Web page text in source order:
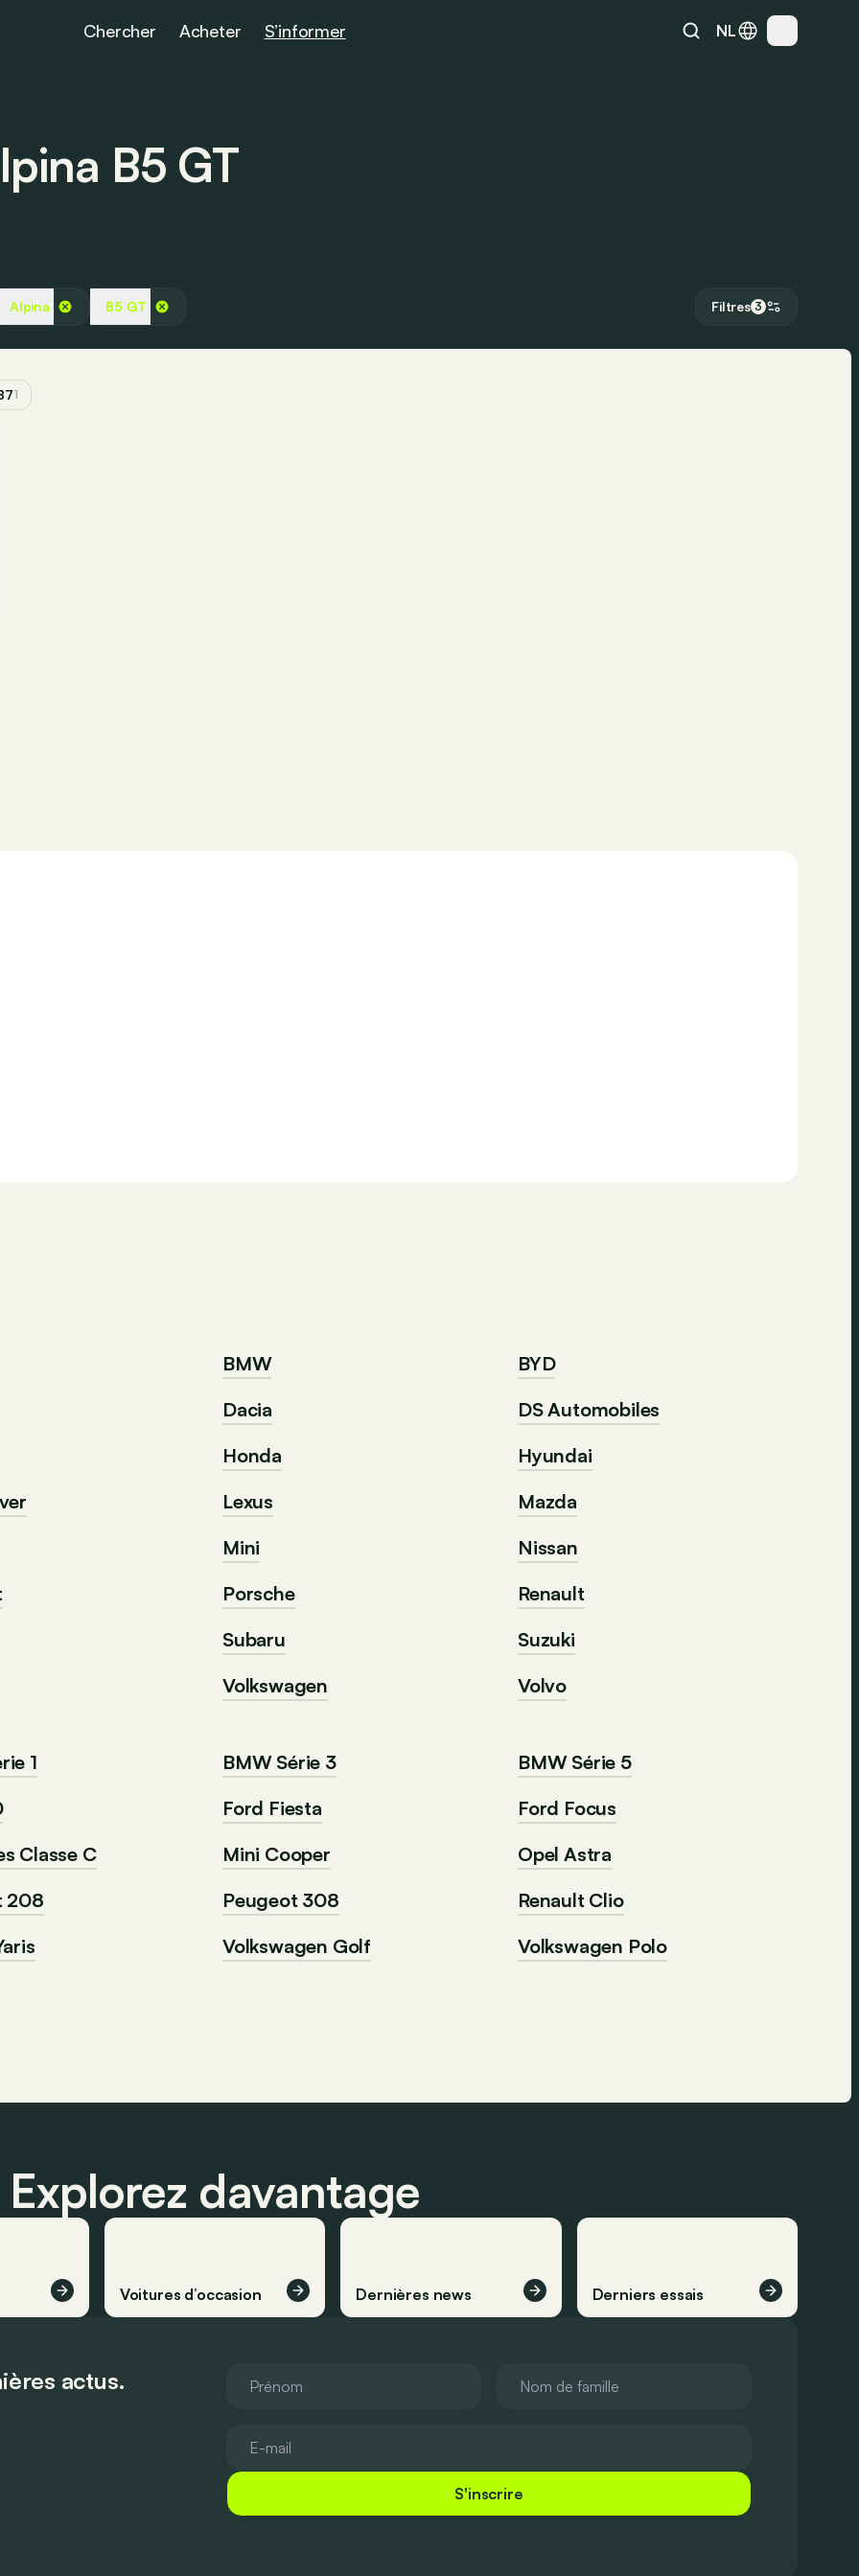
Chercher Acheter S’informer NL
B5 GT
Alpina B5 GT Filtres 3
1
BMW
BYD
Dacia
DS Automobiles
Honda
Hyundai
Lexus
Mazda
Mini
Nissan
Porsche
Renault
Subaru
Suzuki
Volkswagen Volvo
1 BMW Série 3
BMW Série 5
Ford Fiesta
Ford Focus
Classe C Mini Cooper
Opel Astra
208 Peugeot 308
Renault Clio
Volkswagen Golf Volkswagen Polo
Explorez davantage
Voitures d’occasion Dernières news Derniers essais
actus.
S'inscrire